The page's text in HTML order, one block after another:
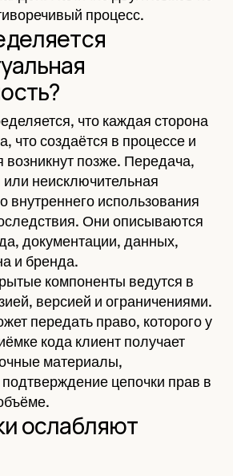
процесс.
что каждая сторона
что создаётся в процессе и
возникнут позже. Передача,
неисключительная
внутреннего использования
Они описываются
документации, данных,
и бренда.
компоненты ведутся в
версией и ограничениями.
передать право, которого у
кода клиент получает
материалы,
цепочки прав в
ослабляют